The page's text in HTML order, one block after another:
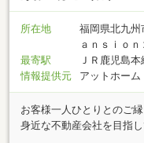
所在地
福岡県北九州
ａｎｓｉｏ
最寄駅
ＪＲ鹿児島
情報提供元
アットホーム
お客様一人ひとりとのご
身近な不動産会社を目指